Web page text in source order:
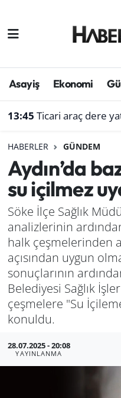
Asayiş Ekonomi
13:45 Ticari araç dere
HABERLER GÜNDEM
Aydın’da
su içilmez
Söke İlçe Sağlık
analizlerinin
halk çeşmelerinden
açısından uygun
sonuçlarının
Belediyesi Sağlık
çeşmelere "Su
konuldu.
28.07.2025 - 20:08
YAYINLANMA
Afyonkarahisar
Çevre
Genel
Haber
Izmir
Kütahya
Manisa
Muğla
Politika
Aydın Hava
Süper Lig Puan
Son Dakika
Haber Arşivi